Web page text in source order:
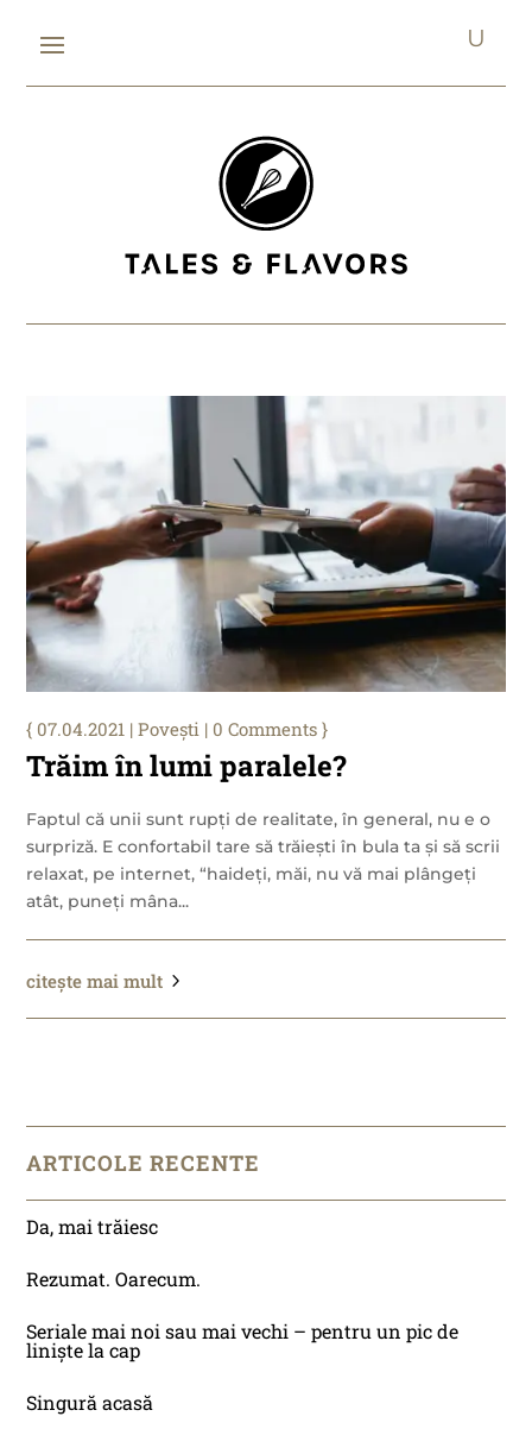
Trăim în lumi paralele?
07.04.2021 |Povești | 0 Comments
Faptul că unii sunt rupți de realitate, în general, nu e o
surpriză. E confortabil tare să trăiești în bula ta și să scrii
relaxat, pe internet, “haideți, măi, nu vă mai plângeți
atât, puneți mâna...
citește mai mult
ARTICOLE RECENTE
Da, mai trăiesc
Rezumat. Oarecum.
Seriale mai noi sau mai vechi – pentru un pic de
liniște la cap
Singură acasă